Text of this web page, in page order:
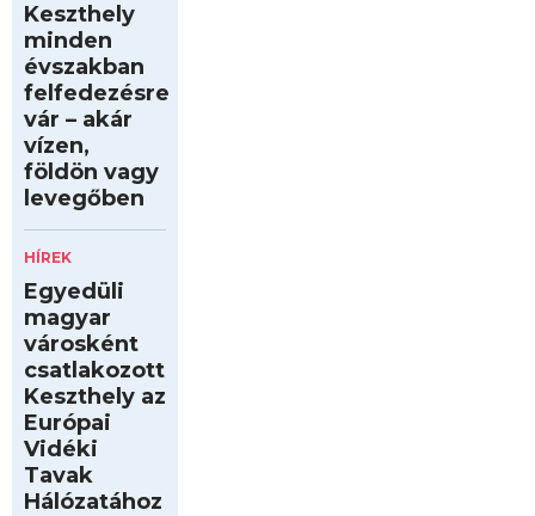
Keszthely
minden
évszakban
felfedezésre
vár – akár
vízen,
földön vagy
levegőben
HÍREK
Egyedüli
magyar
városként
csatlakozott
Keszthely az
Európai
Vidéki
Tavak
Hálózatához